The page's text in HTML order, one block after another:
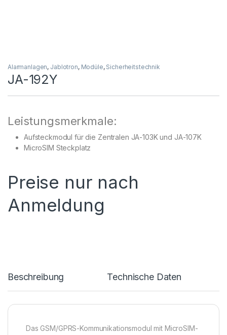
Alarmanlagen, Jablotron, Modüle, Sicherheitstechnik
JA-192Y
Leistungsmerkmale:
Aufsteckmodul für die Zentralen JA-103K und JA-107K
MicroSIM Steckplatz
Preise nur nach
Anmeldung
Beschreibung Technische Daten
Das GSM/GPRS-Kommunikationsmodul mit MicroSIM-